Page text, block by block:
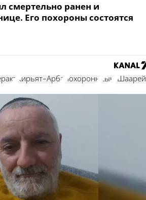
смертельно ранен и
Его похороны состоятся
Кирьят-Арба похороны сын